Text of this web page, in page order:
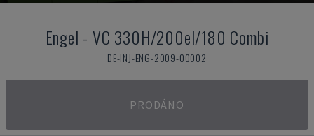
Engel - VC 330H/200el/180 Combi
DE-INJ-ENG-2009-00002
PRODÁNO